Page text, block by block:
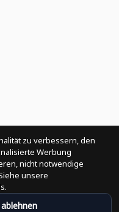
zu verbessern, den
Werbung
nicht notwendige
unsere